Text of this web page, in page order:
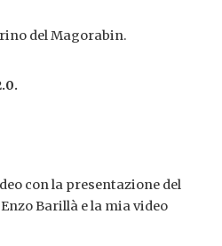
del Magorabin.
con la presentazione del
Barillà e la mia video